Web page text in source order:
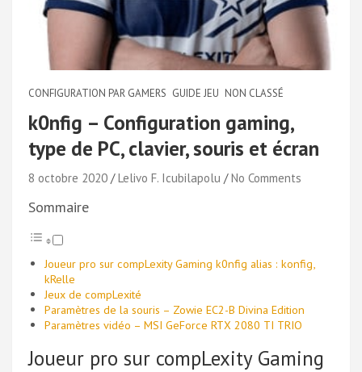
CONFIGURATION PAR GAMERS GUIDE JEU NON CLASSÉ
k0nfig – Configuration gaming,
type de PC, clavier, souris et écran
8 octobre 2020 Lelivo F. Icubilapolu No Comments
Sommaire
Joueur pro sur compLexity Gaming k0nfig alias : konfig,
kRelle
Jeux de compLexité
Paramètres de la souris – Zowie EC2-B Divina Edition
Paramètres vidéo – MSI GeForce RTX 2080 TI TRIO
Joueur pro sur compLexity Gaming